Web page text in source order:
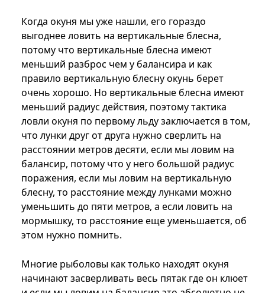
Когда окуня мы уже нашли, его гораздо
выгоднее ловить на вертикальные блесна,
потому что вертикальные блесна имеют
меньший разброс чем у балансира и как
правило вертикальную блесну окунь берет
очень хорошо. Но вертикальные блесна имеют
меньший радиус действия, поэтому тактика
ловли окуня по первому льду заключается в том,
что лунки друг от друга нужно сверлить на
расстоянии метров десяти, если мы ловим на
балансир, потому что у него большой радиус
поражения, если мы ловим на вертикальную
блесну, то расстояние между лунками можно
уменьшить до пяти метров, а если ловить на
мормышку, то расстояние еще уменьшается, об
этом нужно помнить.
Многие рыболовы как только находят окуня
начинают засверливать весь пятак где он клюет